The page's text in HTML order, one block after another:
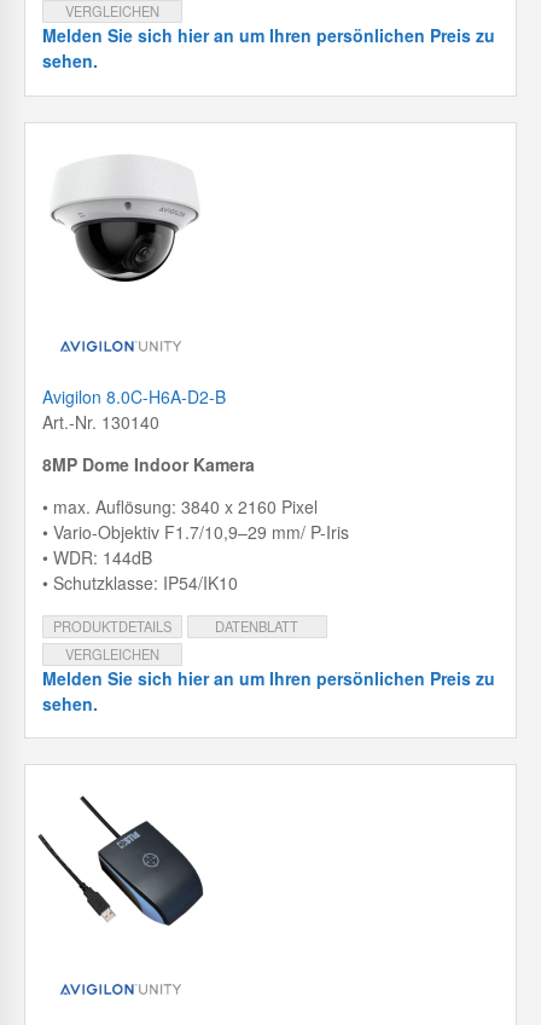
VERGLEICHEN
Melden Sie sich hier an um Ihren persönlichen Preis zu
sehen.
Avigilon 8.0C-H6A-D2-B
Art.-Nr. 130140
8MP Dome Indoor Kamera
• max. Auflösung: 3840 x 2160 Pixel
• Vario-Objektiv F1.7/10,9–29 mm/ P-Iris
• WDR: 144dB
• Schutzklasse: IP54/IK10
PRODUKTDETAILS
DATENBLATT
VERGLEICHEN
Melden Sie sich hier an um Ihren persönlichen Preis zu
sehen.